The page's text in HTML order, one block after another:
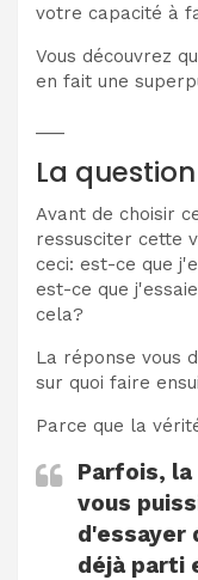
votre capacité à
Vous découvrez
en fait une
La
Avant de choisir
ressusciter cette
ceci: est-ce que
est-ce que
cela?
La réponse vous
sur quoi faire
Parce que la
Parfois, la
vous
d'essayer
déjà parti